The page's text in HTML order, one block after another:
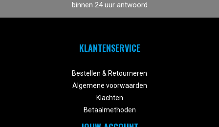
binnen 24 uur antwoord
KLANTENSERVICE
Bestellen & Retourneren
Algemene voorwaarden
Klachten
Betaalmethoden